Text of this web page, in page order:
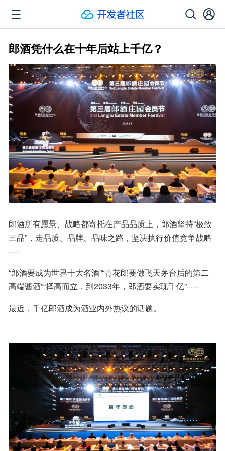
郎酒凭什么在十年后站上千亿？
郎酒所有愿景、战略都寄托在产品品质上，郎酒坚持“极致
三品”，走品质、品牌、品味之路，坚决执行价值竞争战略
······
“郎酒要成为世界十大名酒”“青花郎要做飞天茅台后的第二
高端酱酒”“择高而立，到2033年，郎酒要实现千亿”······
最近，千亿郎酒成为酒业内外热议的话题。